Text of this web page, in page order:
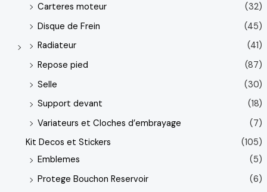
Carteres moteur
(32)
Disque de Frein
(45)
Radiateur
(41)
Repose pied
(87)
Selle
(30)
Support devant
(18)
Variateurs et Cloches d’embrayage
(7)
Kit Decos et Stickers
(105)
Emblemes
(5)
Protege Bouchon Reservoir
(6)